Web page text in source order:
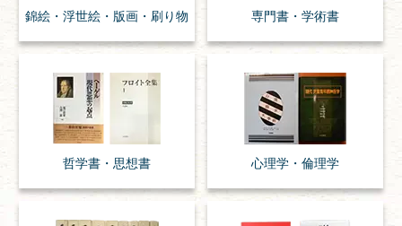
錦絵・浮世絵・ 版画・刷り物 専門書・ 学術書
哲学書・思想書 心理学・倫理学